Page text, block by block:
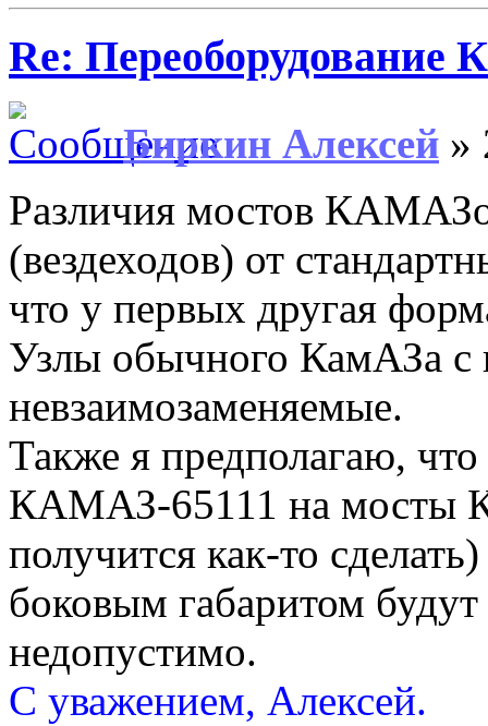
Re: Переоборудование
Биркин Алексей »
Различия мостов
(вездеходов) от
что у первых другая
Узлы обычного КамАЗа с
невзаимозаменяемые.
Также я предполагаю,
КАМАЗ-65111 на мосты
получится как-то
боковым габаритом
недопустимо.
С уважением, Алексей.